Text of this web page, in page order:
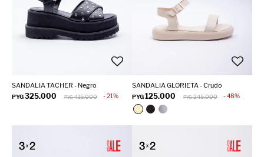
SANDALIA TACHER - Negro
PYG325.000 PYG 415.000 21
SANDALIA GLORIETA - Crudo
PYG125.000 PYG 245.000 48